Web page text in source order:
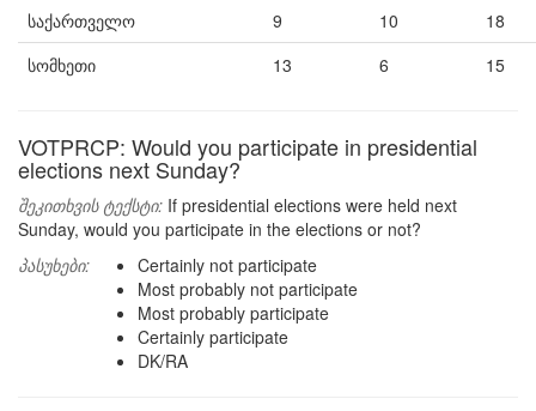
საქართველო
9 10
18
სომხეთი
13 6 15
VOTPRCP: Would you participate in presidential
elections next Sunday?
შეკითხვის ტექსტი: If presidential elections were held next
Sunday, would you participate in the elections or not?
პასუხები:
Certainly not participate
Most probably not participate
Most probably participate
Certainly participate
DK/RA